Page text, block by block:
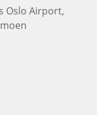
Oslo Airport,